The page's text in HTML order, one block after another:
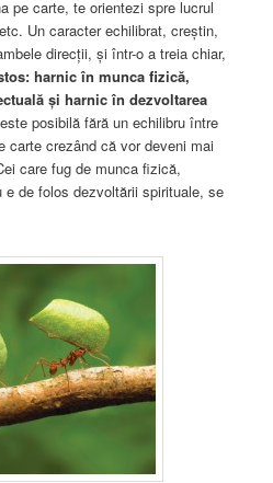
pe carte, te orientezi spre lucrul
Un caracter echilibrat, creștin,
direcții, și într-o a treia chiar,
harnic în munca fizică,
și harnic în dezvoltarea
posibilă fără un echilibru între
carte crezând că vor deveni mai
care fug de munca fizică,
de folos dezvoltării spirituale, se